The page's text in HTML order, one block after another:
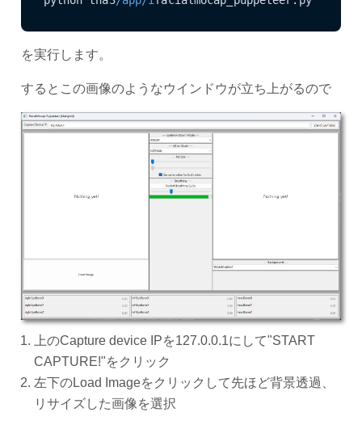
を実行します。
するとこの画像のようなウインドウが立ち上がるので
上のCapture device IPを127.0.0.1にして"START
CAPTURE!"をクリック
左下のLoad Imageをクリックして先ほど背景透過、
リサイズした画像を選択